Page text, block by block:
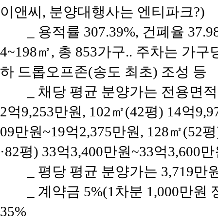
이앤씨, 분양대행사는 엔티파크?)
_ 용적률 307.39%, 건폐율
4~198㎡, 총 853가구.. 주차는 가
하 드롭오프존(송도 최초) 조성 등
_ 채당 평균 분양가는 전용면
2억9,253만원, 102㎡(42평) 14억
09만원~19억2,375만원, 128㎡(52
·82평) 33억3,400만원~33억3,600
_ 평당 평균 분양가는 3,719
_ 계약금 5%(1차분 1,000만
35%